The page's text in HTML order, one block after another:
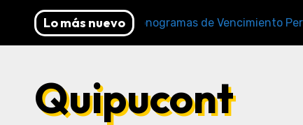
Lo más nuevo
SUNAT) Cronogramas de Vencimiento Periodo
Quipucont